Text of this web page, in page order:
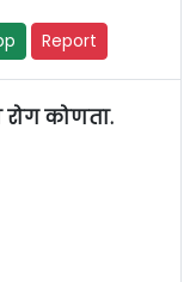
Report
कोणता.